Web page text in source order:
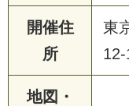
開催住
所
東
地図・